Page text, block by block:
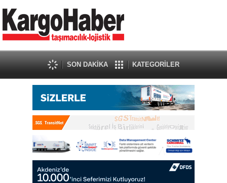
SON DAKİKA KATEGORİLER